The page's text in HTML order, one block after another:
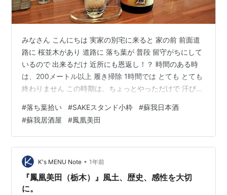
みなさん こんにちは 実家の別宅に来ると 家の前 前面道
路に 桜並木があり 道路に 落ち葉が 普段 留守がちにして
いるので 出来るだけ 近所にも恩返し！？ 時間のある時
は、200メートル以上 履き掃除 1時間では とても とても
終わりません この時期は、ちょっとやっただけで 汗びっ
丁度 掃いてたところの前の家 車が帰ってきたものの、何
の 声掛けもなく、家の中へ 別にお礼言って貰いたくて、
やってる訳ではないものの、 近所の知らない人が 自分の
家の前、掃除してたら、 普通 常識的に ひと言あります
ね その場所は、家からかなり離れる ので …
#落ち葉拾い #SAKEスタンド小粋 #蘇我日本酒
#蘇我居酒屋 #鳳凰美田
K's MENU Note • 1年前
『鳳凰美田（栃木）』風土、歴史、感性を大切
に。